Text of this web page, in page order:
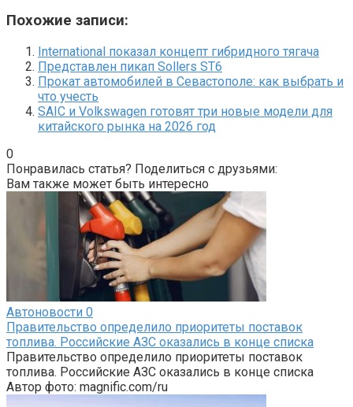
Похожие записи:
International показал концепт гибридного тягача
Представлен пикап Sollers ST6
Прокат автомобилей в Севастополе: как выбрать и
что учесть
SAIC и Volkswagen готовят три новые модели для
китайского рынка на 2026 год
0
Понравилась статья? Поделиться с друзьями:
Вам также может быть интересно
Автоновости 0
Правительство определило приоритеты поставок
топлива. Российские АЗС оказались в конце списка
Правительство определило приоритеты поставок
топлива. Российские АЗС оказались в конце списка
Автор фото: magnific.com/ru